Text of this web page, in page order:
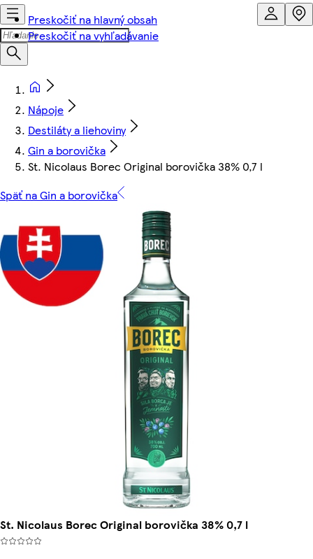
Preskočiť na hlavný obsah
Preskočiť na vyhľadávanie
Nápoje
Destiláty a liehoviny
Gin a borovička
St. Nicolaus Borec Original borovička 38% 0,7 l
Späť na Gin a borovička
St. Nicolaus Borec Original borovička 38% 0,7 l